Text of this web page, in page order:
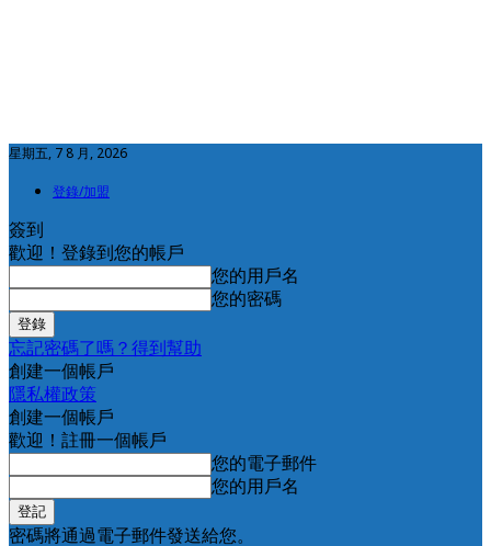
星期五, 7 8 月, 2026
登錄/加盟
簽到
歡迎！登錄到您的帳戶
您的用戶名
您的密碼
忘記密碼了嗎？得到幫助
創建一個帳戶
隱私權政策
創建一個帳戶
歡迎！註冊一個帳戶
您的電子郵件
您的用戶名
密碼將通過電子郵件發送給您。